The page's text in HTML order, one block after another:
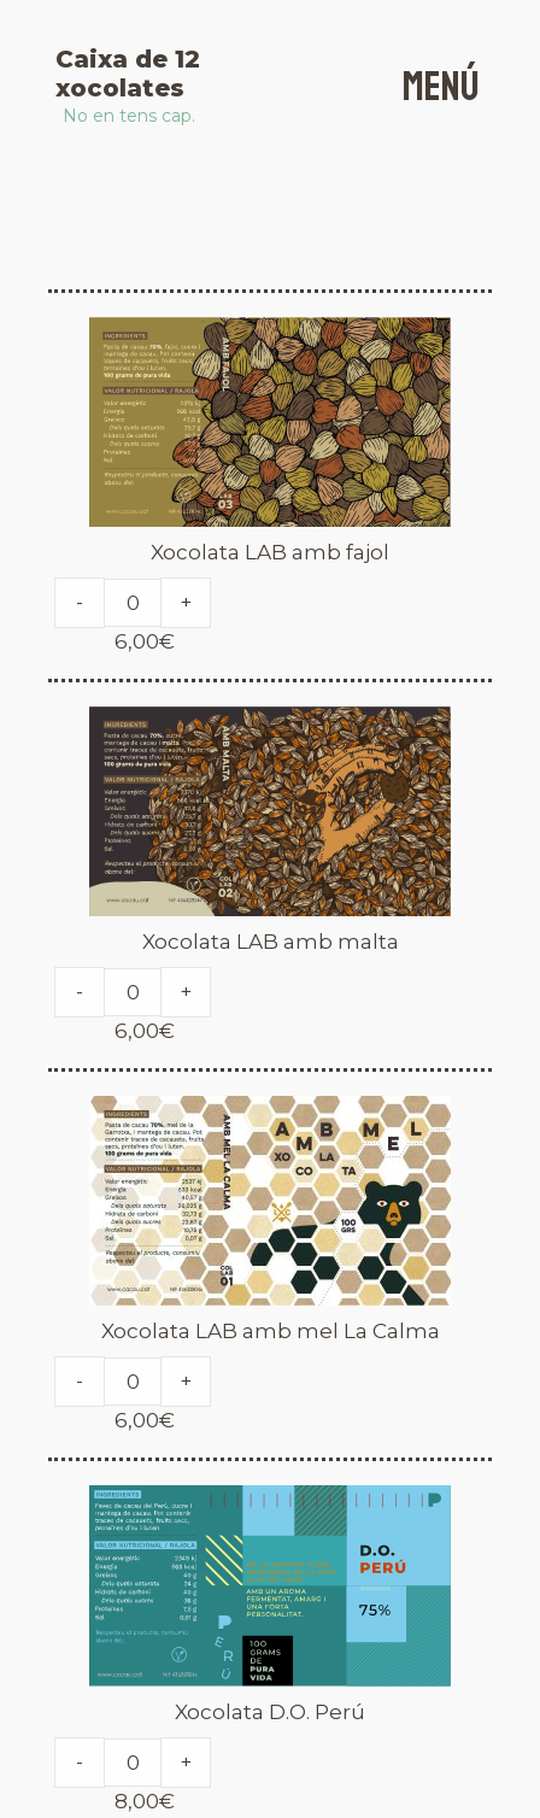
contingutCaixa de 12
xocolates
No en tens cap.
Xocolata LAB amb fajol
-
+
6,00€
Xocolata LAB amb malta
-
+
6,00€
Xocolata LAB amb mel La Calma
-
+
6,00€
Xocolata D.O. Perú
-
+
8,00€
cacau menú